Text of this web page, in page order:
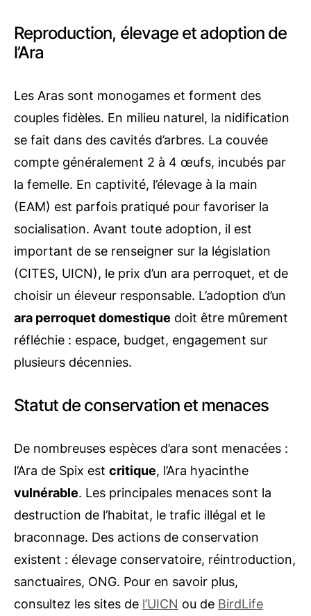
Reproduction, élevage et adoption de
l’Ara
Les Aras sont monogames et forment des
couples fidèles. En milieu naturel, la nidification
se fait dans des cavités d’arbres. La couvée
compte généralement 2 à 4 œufs, incubés par
la femelle. En captivité, l’élevage à la main
(EAM) est parfois pratiqué pour favoriser la
socialisation. Avant toute adoption, il est
important de se renseigner sur la législation
(CITES, UICN), le prix d’un ara perroquet, et de
choisir un éleveur responsable. L’adoption d’un
ara perroquet domestique doit être mûrement
réfléchie : espace, budget, engagement sur
plusieurs décennies.
Statut de conservation et menaces
De nombreuses espèces d’ara sont menacées :
l’Ara de Spix est critique, l’Ara hyacinthe
vulnérable. Les principales menaces sont la
destruction de l’habitat, le trafic illégal et le
braconnage. Des actions de conservation
existent : élevage conservatoire, réintroduction,
sanctuaires, ONG. Pour en savoir plus,
consultez les sites de l’UICN ou de BirdLife